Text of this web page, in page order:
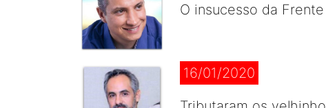
O insucesso da
16/01/2020